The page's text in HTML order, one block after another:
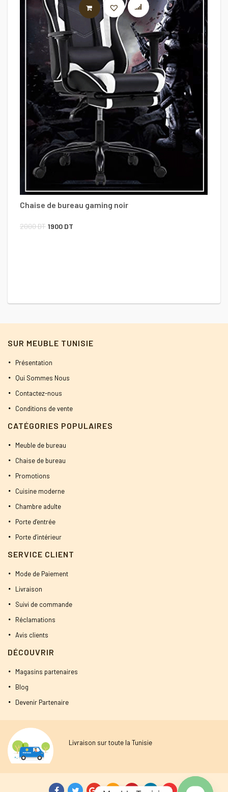
Chaise de bureau gaming noir
2000DT Le
1900 DT
AJOUTER AU PANIER
SUR MEUBLE TUNISIE
Présentation
Qui Sommes Nous
Contactez-nous
Conditions de vente
CATÉGORIES POPULAIRES
Meuble de bureau
Chaise de bureau
Promotions
Cuisine moderne
Chambre adulte
Porte d’entrée
Porte d’intérieur
SERVICE CLIENT
Mode de Paiement
Livraison
Suivi de commande
Réclamations
Avis clients
DÉCOUVRIR
Magasins partenaires
Blog
Devenir Partenaire
Livraison sur toute la Tunisie